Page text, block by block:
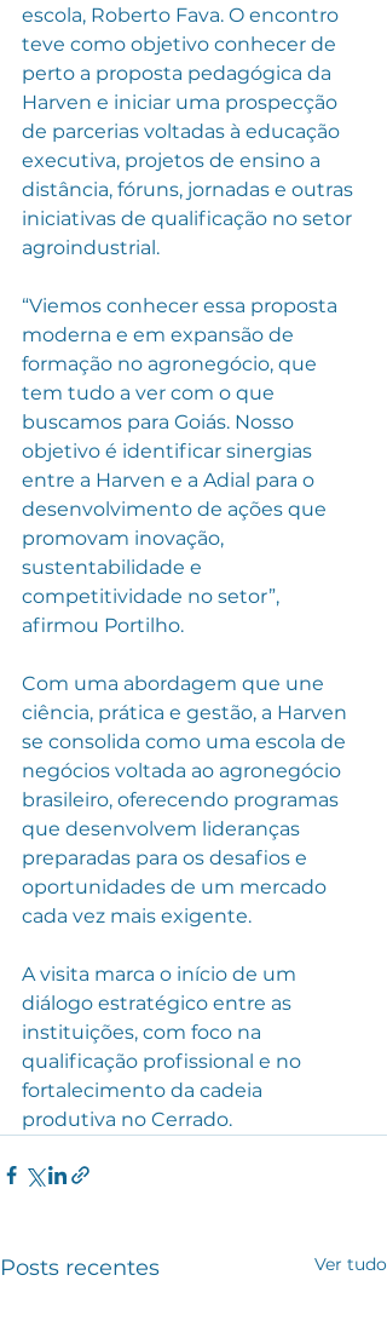
escola, Roberto Fava. O encontro
teve como objetivo conhecer de
perto a proposta pedagógica da
Harven e iniciar uma prospecção
de parcerias voltadas à educação
executiva, projetos de ensino a
distância, fóruns, jornadas e outras
iniciativas de qualificação no setor
agroindustrial.
“Viemos conhecer essa proposta
moderna e em expansão de
formação no agronegócio, que
tem tudo a ver com o que
buscamos para Goiás. Nosso
objetivo é identificar sinergias
entre a Harven e a Adial para o
desenvolvimento de ações que
promovam inovação,
sustentabilidade e
competitividade no setor”,
afirmou Portilho.
Com uma abordagem que une
ciência, prática e gestão, a Harven
se consolida como uma escola de
negócios voltada ao agronegócio
brasileiro, oferecendo programas
que desenvolvem lideranças
preparadas para os desafios e
oportunidades de um mercado
cada vez mais exigente.
A visita marca o início de um
diálogo estratégico entre as
instituições, com foco na
qualificação profissional e no
fortalecimento da cadeia
produtiva no Cerrado.
Posts recentes Ver tudo